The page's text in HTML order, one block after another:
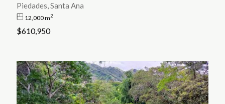
Piedades, Santa Ana
12,000 m2
$610,950